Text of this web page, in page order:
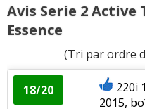
Avis Serie 2 Active
Essence
(Tri par ordre
18/20
220i
2015,